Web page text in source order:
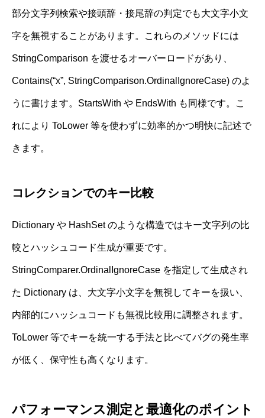
部分文字列検索や接頭辞・接尾辞の判定でも大文字小文
字を無視することがあります。これらのメソッドには
StringComparison を渡せるオーバーロードがあり、
Contains(“x”, StringComparison.OrdinalIgnoreCase) のよ
うに書けます。StartsWith や EndsWith も同様です。こ
れにより ToLower 等を使わずに効率的かつ明快に記述で
きます。
コレクションでのキー比較
Dictionary や HashSet のような構造ではキー文字列の比
較とハッシュコード生成が重要です。
StringComparer.OrdinalIgnoreCase を指定して生成され
た Dictionary は、大文字小文字を無視してキーを扱い、
内部的にハッシュコードも無視比較用に調整されます。
ToLower 等でキーを統一する手法と比べてバグの発生率
が低く、保守性も高くなります。
パフォーマンス測定と最適化のポイント